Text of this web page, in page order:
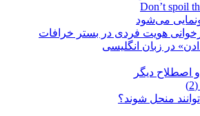
می‌شود
هویت فردی در بستر خرافات
در زبان انگلیسی
منحل شوند؟